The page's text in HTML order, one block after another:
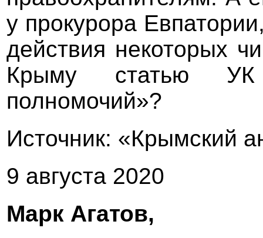
у прокурора
действия некоторых
Крыму статью
полномочий»?
Источник: «Крымский
9 августа 2020
Марк Агатов,